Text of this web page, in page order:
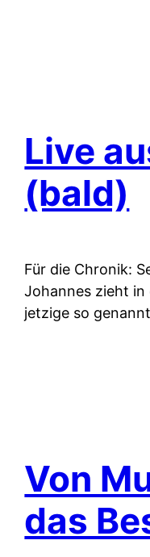
Live
(bald)
Für die Chronik:
Johannes zieht in
jetzige so
Von
das